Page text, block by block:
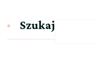
Szukaj